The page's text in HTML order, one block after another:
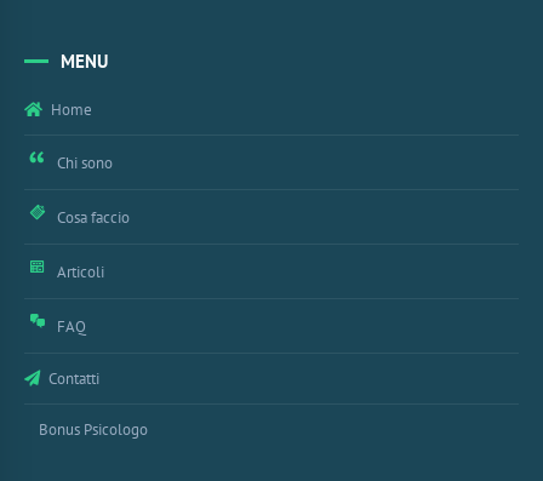
MENU
Home
Chi sono
Cosa faccio
Articoli
FAQ
Contatti
Bonus Psicologo